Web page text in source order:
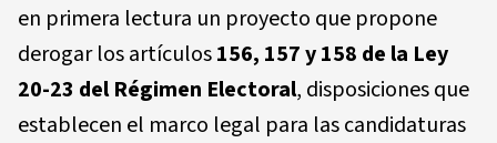
en primera lectura un proyecto que propone
derogar los artículos156, 157 y 158 de la Ley
20-23 del Régimen Electoral, disposiciones que
establecen el marco legal para las candidaturas